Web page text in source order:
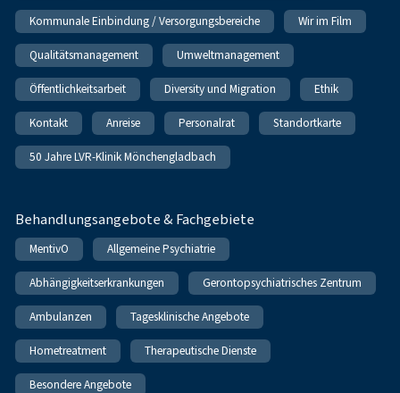
Kommunale Einbindung / Versorgungsbereiche Wir im Film
Qualitätsmanagement Umweltmanagement
Öffentlichkeitsarbeit Diversity und Migration Ethik
Kontakt Anreise Personalrat Standortkarte
50 Jahre LVR-Klinik Mönchengladbach
Behandlungsangebote & Fachgebiete
MentivO Allgemeine Psychiatrie
Abhängigkeitserkrankungen Gerontopsychiatrisches Zentrum
Ambulanzen Tagesklinische Angebote
Hometreatment Therapeutische Dienste
Besondere Angebote